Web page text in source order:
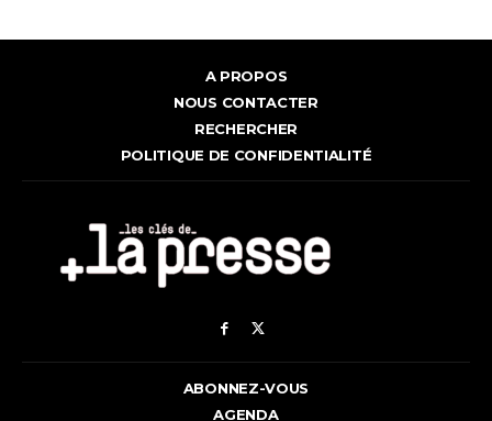
A PROPOS
NOUS CONTACTER
RECHERCHER
POLITIQUE DE CONFIDENTIALITÉ
ABONNEZ-VOUS
AGENDA